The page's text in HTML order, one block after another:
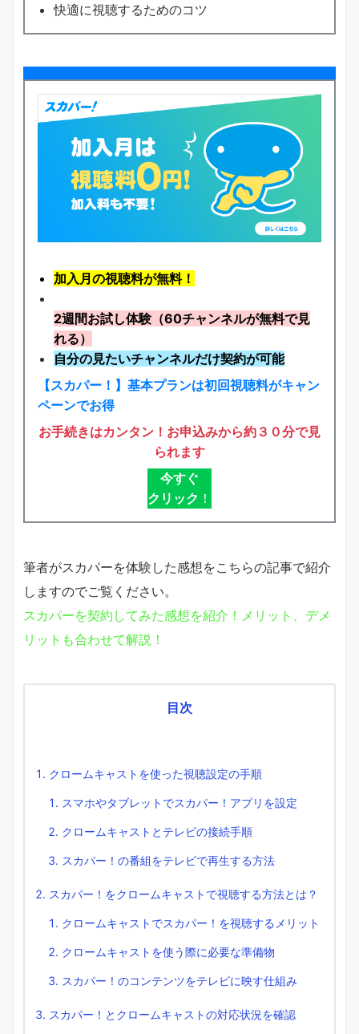
快適に視聴するためのコツ
加入月の視聴料が無料！
2週間お試し体験（60チャンネルが無料で見
れる）
自分の見たいチャンネルだけ契約が可能
【スカパー！】基本プランは初回視聴料がキャン
ペーンでお得
お手続きはカンタン！お申込みから約３０分で見
られます
今すぐ
クリック ！
筆者がスカパーを体験した感想をこちらの記事で紹介
しますのでご覧ください。
スカパーを契約してみた感想を紹介！メリット、デメ
リットも合わせて解説！
目次
クロームキャストを使った視聴設定の手順
スマホやタブレットでスカパー！アプリを設定
クロームキャストとテレビの接続手順
スカパー！の番組をテレビで再生する方法
スカパー！をクロームキャストで視聴する方法とは？
クロームキャストでスカパー！を視聴するメリット
クロームキャストを使う際に必要な準備物
スカパー！のコンテンツをテレビに映す仕組み
スカパー！とクロームキャストの対応状況を確認